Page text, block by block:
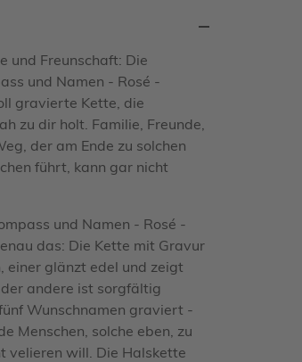
und Freunschaft: Die
und Namen - Rosé -
gravierte Kette, die
zu dir holt. Familie, Freunde,
der am Ende zu solchen
führt, kann gar nicht
und Namen - Rosé -
das: Die Kette mit Gravur
einer glänzt edel und zeigt
andere ist sorgfältig
Wunschnamen graviert -
Menschen, solche eben, zu
velieren will. Die Halskette